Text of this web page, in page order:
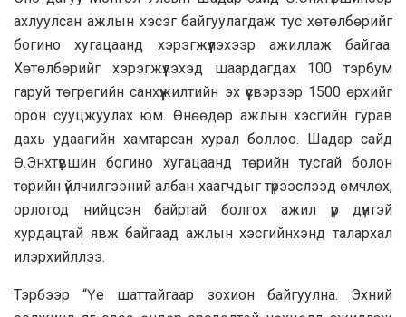
ахлуулсан ажлын хэсэг байгуулагдаж тус хөтөлбөрийг
богино хугацаанд хэрэгжүүлэхээр ажиллаж байгаа.
Хөтөлбөрийг хэрэгжүүлэхэд шаардагдах 100 тэрбум
гаруй төгрөгийн санхүүжилтийн эх үүсвэрээр 1500 өрхийг
орон сууцжуулах юм. Өнөөдөр ажлын хэсгийн гурав
дахь удаагийн хамтарсан хурал боллоо. Шадар сайд
Ө.Энхтүвшин богино хугацаанд төрийн тусгай болон
төрийн үйлчилгээний албан хаагчдыг түрээслээд өмчлөх,
орлогод нийцсэн байртай болгох ажил үр дүнтэй
хурдацтай явж байгаад ажлын хэсгийнхэнд талархал
илэрхийллээ.
Тэрбээр “Үе шаттайгаар зохион байгуулна. Эхний